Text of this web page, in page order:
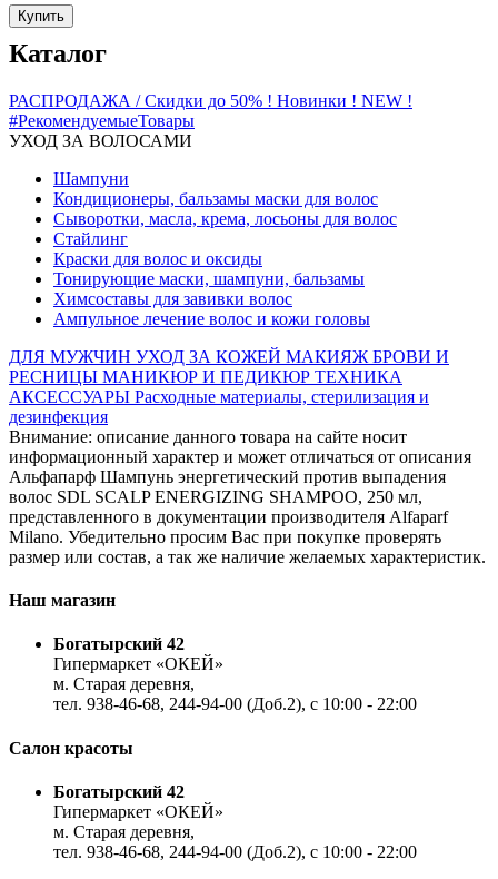
Купить
Каталог
РАСПРОДАЖА / Скидки до 50% ! Новинки ! NEW !
#РекомендуемыеТовары
УХОД ЗА ВОЛОСАМИ
Шампуни
Кондиционеры, бальзамы маски для волос
Сыворотки, масла, крема, лосьоны для волос
Стайлинг
Краски для волос и оксиды
Тонирующие маски, шампуни, бальзамы
Химсоставы для завивки волос
Ампульное лечение волос и кожи головы
ДЛЯ МУЖЧИН УХОД ЗА КОЖЕЙ МАКИЯЖ БРОВИ И
РЕСНИЦЫ МАНИКЮР И ПЕДИКЮР ТЕХНИКА
АКСЕССУАРЫ Расходные материалы, стерилизация и
дезинфекция
Внимание: описание данного товара на сайте носит
информационный характер и может отличаться от описания
Альфапарф Шампунь энергетический против выпадения
волос SDL SCALP ENERGIZING SHAMPOO, 250 мл,
представленного в документации производителя Alfaparf
Milano. Убедительно просим Вас при покупке проверять
размер или состав, а так же наличие желаемых характеристик.
Наш магазин
Богатырский 42
Гипермаркет «ОКЕЙ»
м. Старая деревня,
тел. 938-46-68, 244-94-00 (Доб.2), c 10:00 - 22:00
Салон красоты
Богатырский 42
Гипермаркет «ОКЕЙ»
м. Старая деревня,
тел. 938-46-68, 244-94-00 (Доб.2), c 10:00 - 22:00